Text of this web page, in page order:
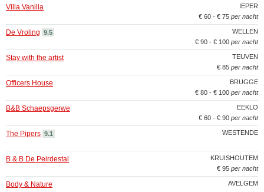
IEPER
Villa Vanilla
€ 60 - € 75 per nacht
WELLEN
De Vroling 9.5
€ 90 - € 100 per nacht
TEUVEN
Stay with the artist
€ 85 per nacht
BRUGGE
Officers House
€ 80 - € 100 per nacht
EEKLO
B&B Schaepsgerwe
€ 60 - € 90 per nacht
WESTENDE
The Pipers 9.1
KRUISHOUTEM
B & B De Peirdestal
€ 95 per nacht
AVELGEM
Body & Nature